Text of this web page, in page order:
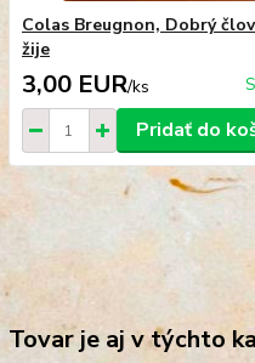
Colas Breugnon, Dobrý
žije
3,00 EUR/ks
Pridať do
Tovar je aj v týchto